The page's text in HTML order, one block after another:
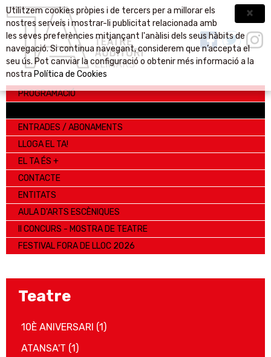
Utilitzem cookies pròpies i de tercers per a millorar els
nostres serveis i mostrar-li publicitat relacionada amb
les seves preferències mitjançant l'anàlisi dels seus hàbits de
navegació. Si continua navegant, considerem que n’accepta el
seu ús. Pot canviar la configuració o obtenir més informació a la
nostra Política de Cookies
PROGRAMACIÓ
ENTRADES / ABONAMENTS
LLOGA EL TA!
EL TA ÉS +
CONTACTE
ENTITATS
AULA D'ARTS ESCÈNIQUES
II CONCURS - MOSTRA DE TEATRE
FESTIVAL FORA DE LLOC 2026
Teatre
10È ANIVERSARI (1)
ATANSA'T (1)